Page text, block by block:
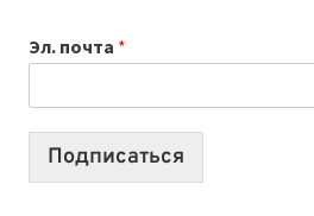
СОЗДАВАТЬ
ПРОДУКТЫ
Эл. почта *
Подписаться